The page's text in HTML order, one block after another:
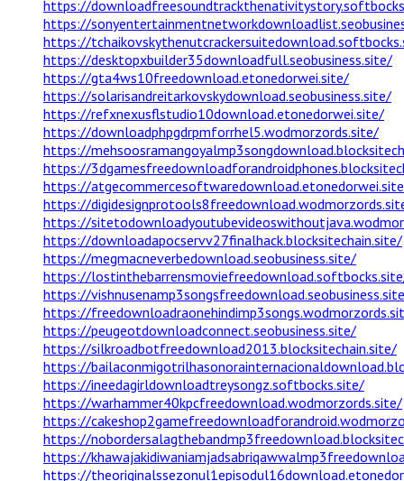
https://
https://
https://
https://desktopxbuilder35downloadfull.seobusiness.site/
https://gta4ws10freedownload.etonedorwei.site/
https://solarisandreitarkovskydownload.seobusiness.site/
https://refxnexusflstudio10download.etonedorwei.site/
https://downloadphpgdrpmforrhel5.wodmorzords.site/
https://
https://
https://
https://
https://
https://downloadapocservv27finalhack.blocksitechain.site/
https://megmacneverbedownload.seobusiness.site/
https://
https://
https://
https://peugeotdownloadconnect.seobusiness.site/
https://silkroadbotfreedownload2013.blocksitechain.site/
https://
https://ineedagirldownloadtreysongz.softbocks.site/
https://warhammer40kpcfreedownload.wodmorzords.site/
https://
https://
https://
https://